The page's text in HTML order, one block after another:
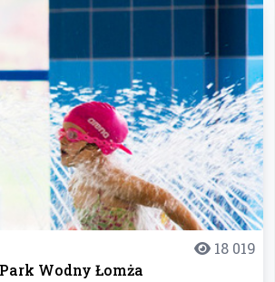
18 019
Park Wodny Łomża